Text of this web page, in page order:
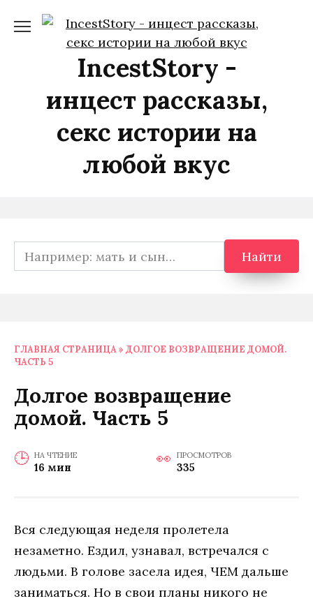
содержанию
IncestStory -
инцест рассказы,
секс истории на
любой вкус
Search
for:
Найти
ГЛАВНАЯ СТРАНИЦА » ДОЛГОЕ ВОЗВРАЩЕНИЕ ДОМОЙ.
ЧАСТЬ 5
Долгое возвращение
домой. Часть 5
НА ЧТЕНИЕ
16 мин
ПРОСМОТРОВ
335
Вся следующая неделя пролетела
незаметно. Ездил, узнавал, встречался с
людьми. В голове засела идея, ЧЕМ дальше
заниматься. Но в свои планы никого не